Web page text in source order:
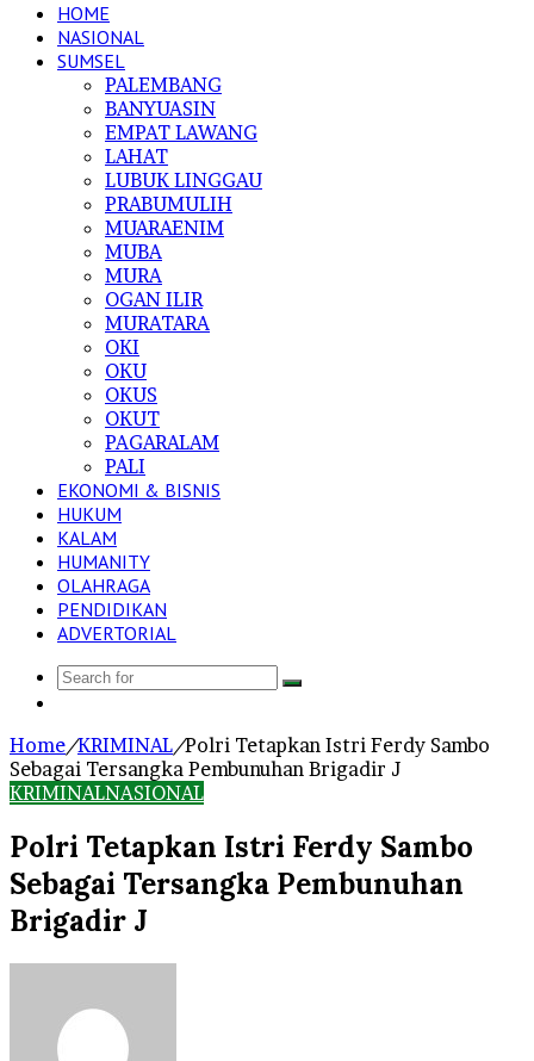
HOME
NASIONAL
SUMSEL
PALEMBANG
BANYUASIN
EMPAT LAWANG
LAHAT
LUBUK LINGGAU
PRABUMULIH
MUARAENIM
MUBA
MURA
OGAN ILIR
MURATARA
OKI
OKU
OKUS
OKUT
PAGARALAM
PALI
EKONOMI & BISNIS
HUKUM
KALAM
HUMANITY
OLAHRAGA
PENDIDIKAN
ADVERTORIAL
Search
Home/KRIMINAL/Polri Tetapkan Istri Ferdy Sambo
Sebagai Tersangka Pembunuhan Brigadir J
KRIMINALNASIONAL
Polri Tetapkan Istri Ferdy Sambo
Sebagai Tersangka Pembunuhan
Brigadir J